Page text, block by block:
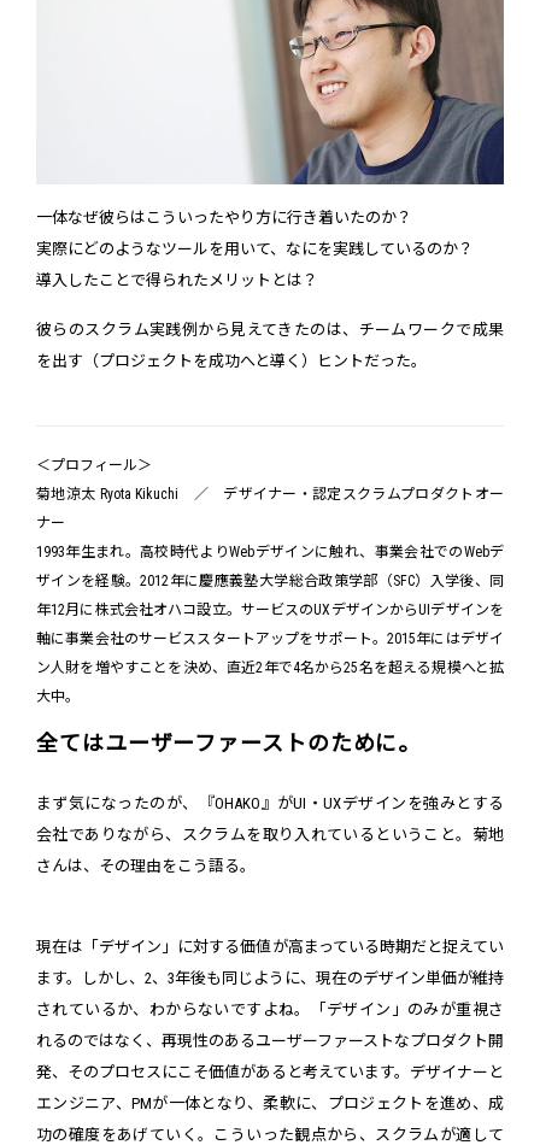
一体なぜ彼らはこういったやり方に行き着いたのか？
実際にどのようなツールを用いて、なにを実践しているのか？
導入したことで得られたメリットとは？
彼らのスクラム実践例から見えてきたのは、チームワークで成果
を出す（プロジェクトを成功へと導く）ヒントだった。
＜プロフィール＞
菊地涼太 Ryota Kikuchi ／ デザイナー・認定スクラムプロダクトオー
ナー
1993年生まれ。高校時代よりWebデザインに触れ、事業会社でのWebデ
ザインを経験。2012年に慶應義塾大学総合政策学部（SFC）入学後、同
年12月に株式会社オハコ設立。サービスのUXデザインからUIデザインを
軸に事業会社のサービススタートアップをサポート。2015年にはデザイ
ン人財を増やすことを決め、直近2年で4名から25名を超える規模へと拡
大中。
全てはユーザーファーストのために。
まず気になったのが、『OHAKO』がUI・UXデザインを強みとする
会社でありながら、スクラムを取り入れているということ。菊地
さんは、その理由をこう語る。
現在は「デザイン」に対する価値が高まっている時期だと捉えてい
ます。しかし、2、3年後も同じように、現在のデザイン単価が維持
されているか、わからないですよね。「デザイン」のみが重視さ
れるのではなく、再現性のあるユーザーファーストなプロダクト開
発、そのプロセスにこそ価値があると考えています。デザイナーと
エンジニア、PMが一体となり、柔軟に、プロジェクトを進め、成
功の確度をあげていく。こういった観点から、スクラムが適して